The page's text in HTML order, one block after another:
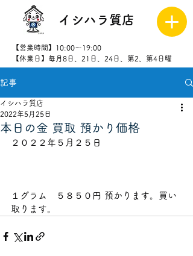
イシハラ質店
【営業時間】10:00～19:00
【休業日】毎月8日、21日、24日、第2、第4日曜
8523
記事
本日の金 買取 預かり価格
イシハラ質店
2022年5月25日
２０２２年５月２５日
１グラム　５８５０円 預かります。買い
取ります。